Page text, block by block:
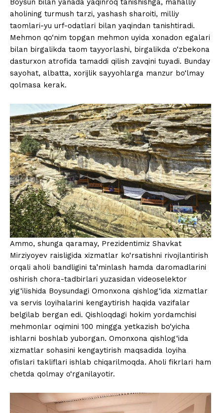
Boysun bilan yanada yaqinroq tanishishga, mahalliy
aholining turmush tarzi, yashash sharoiti, milliy
taomlari-yu urf-odatlari bilan yaqindan tanishtiradi.
Mehmon qo‘nim topgan mehmon uyida xonadon egalari
bilan birgalikda taom tayyorlashi, birgalikda o‘zbekona
dasturxon atrofida tamaddi qilish zavqini tuyadi. Bunday
sayohat, albatta, xorijlik sayyohlarga manzur bo‘lmay
qolmasa kerak.
Ammo, shunga qaramay, Prezidentimiz Shavkat
Mirziyoyev raisligida xizmatlar ko‘rsatishni rivojlantirish
orqali aholi bandligini ta’minlash hamda daromadlarini
oshirish chora-tadbirlari yuzasidan videoselektor
yig‘ilishida Boysundagi Omonxona qishlog‘ida xizmatlar
va servis loyihalarini kengaytirish haqida vazifalar
belgilab bergan edi. Qishloqdagi hokim yordamchisi
mehmonlar oqimini 100 mingga yetkazish bo‘yicha
ishlarni boshlab yuborgan. Omonxona qishlog‘ida
xizmatlar sohasini kengaytirish maqsadida loyiha
ofislari takliflari ishlab chiqarilmoqda. Aholi fikrlari ham
chetda qolmay o‘rganilayotir.